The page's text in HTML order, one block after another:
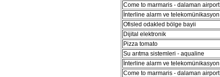
Come to marmaris - dalaman
İnterline alarm ve
Ofisled odakled bölge bayii
Dijital elektronik
Pizza tomato
Su arıtma sistemleri - aqualine
İnterline alarm ve
Come to marmaris - dalaman